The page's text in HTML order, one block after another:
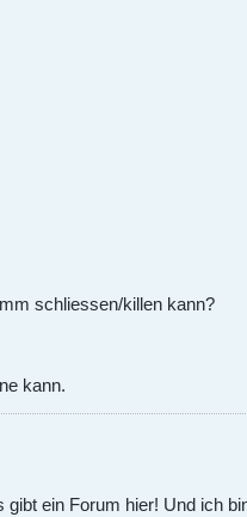
schliessen/killen kann?
kann.
ein Forum hier! Und ich